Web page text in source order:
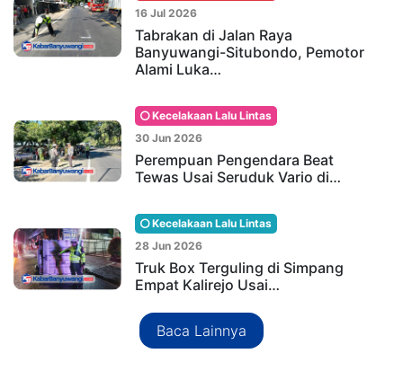
16 Jul 2026
Tabrakan di Jalan Raya
Banyuwangi-Situbondo, Pemotor
Alami Luka…
Kecelakaan Lalu Lintas
30 Jun 2026
Perempuan Pengendara Beat
Tewas Usai Seruduk Vario di…
Kecelakaan Lalu Lintas
28 Jun 2026
Truk Box Terguling di Simpang
Empat Kalirejo Usai…
Baca Lainnya